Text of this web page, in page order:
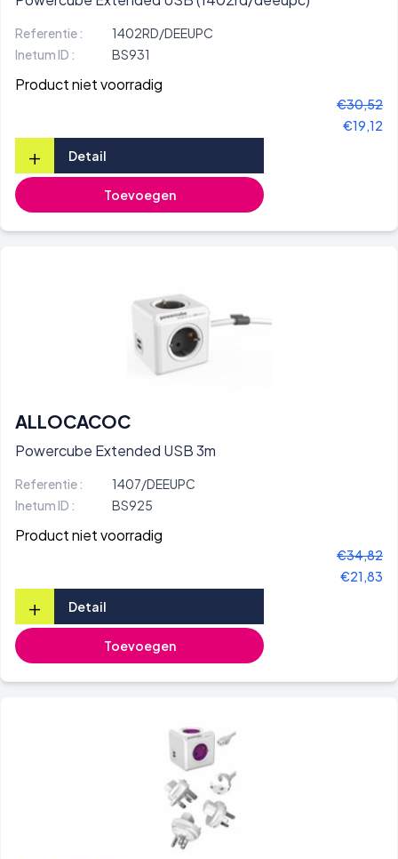
Referentie :
1402RD/DEEUPC
Inetum ID :
BS931
Product niet voorradig
€30,52
€19,12
+ Detail
Toevoegen
ALLOCACOC
Powercube Extended USB 3m
Referentie :
1407/DEEUPC
Inetum ID :
BS925
Product niet voorradig
€34,82
€21,83
+ Detail
Toevoegen